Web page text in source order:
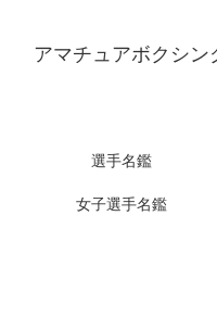
アマチュアボクシン
選手名鑑
女子選手名鑑